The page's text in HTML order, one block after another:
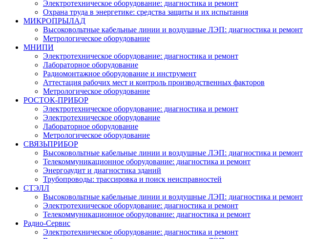
Электротехническое оборудование: диагностика и ремонт
Охрана труда в энергетике: средства защиты и их испытания
МИКРОПРЫЛАД
Высоковольтные кабельные линии и воздушные ЛЭП: диагностика и ремонт
Метрологическое оборудование
МНИПИ
Электротехническое оборудование: диагностика и ремонт
Лабораторное оборудование
Радиомонтажное оборудование и инструмент
Аттестация рабочих мест и контроль производственных факторов
Метрологическое оборудование
РОСТОК-ПРИБОР
Электротехническое оборудование: диагностика и ремонт
Электротехническое оборудование
Лабораторное оборудование
Метрологическое оборудование
СВЯЗЬПРИБОР
Высоковольтные кабельные линии и воздушные ЛЭП: диагностика и ремонт
Телекоммуникационное оборудование: диагностика и ремонт
Энергоаудит и диагностика зданий
Трубопроводы: трассировка и поиск неисправностей
СТЭЛЛ
Высоковольтные кабельные линии и воздушные ЛЭП: диагностика и ремонт
Электротехническое оборудование: диагностика и ремонт
Телекоммуникационное оборудование: диагностика и ремонт
Радио-Cервис
Электротехническое оборудование: диагностика и ремонт